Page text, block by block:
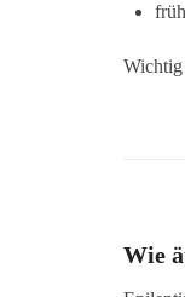
Wichtig
Wie